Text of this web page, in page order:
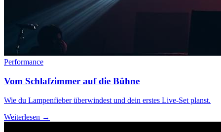
Performance
Vom Schlafzimmer auf die Bühne
Wie du Lampenfieber überwindest und dein erstes Live-Set planst.
Weiterlesen →